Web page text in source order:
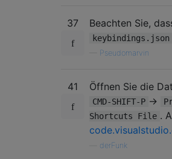
37 Beachten Sie,
keybindings.json
Pseudomarvin
41 Öffnen Sie die
CMD-SHIFT-P ->
Shortcuts File .
derFunk